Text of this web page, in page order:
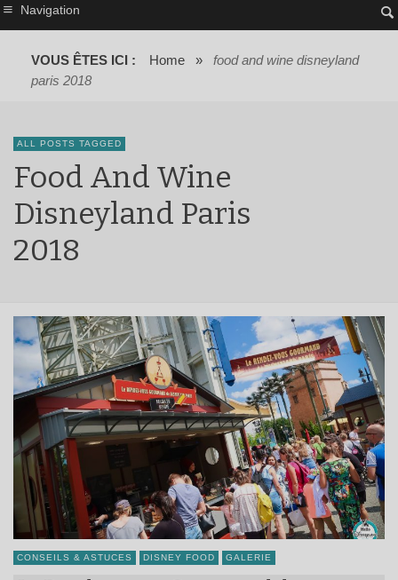
Navigation
VOUS ÊTES ICI : Home »
food and wine disneyland
paris 2018
ALL POSTS TAGGED
Food And Wine
Disneyland Paris
2018
CONSEILS & ASTUCES DISNEY FOOD GALERIE